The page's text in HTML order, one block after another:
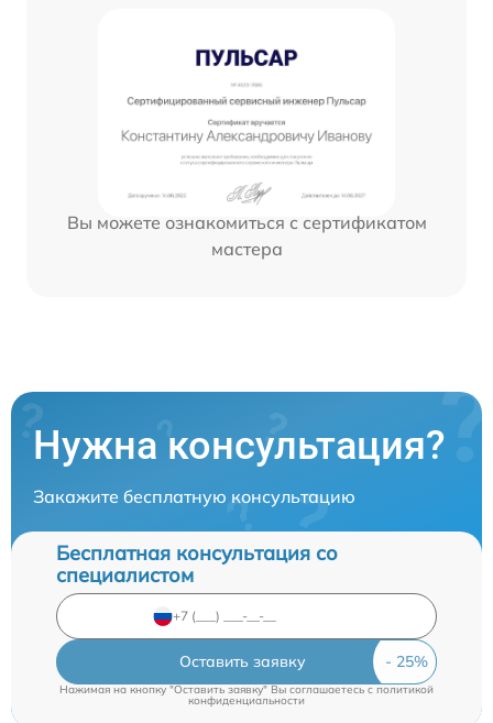
Вы можете ознакомиться с сертификатом
мастера
Нужна консультация?
Закажите бесплатную консультацию
Бесплатная консультация со
специалистом
Оставить заявку
Нажимая на кнопку "Оставить заявку" Вы соглашаетесь cполитикой
конфиденциальности